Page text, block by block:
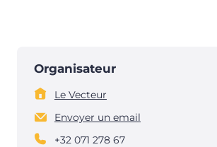
Organisateur
Le Vecteur
Envoyer un email
+32 071 278 67